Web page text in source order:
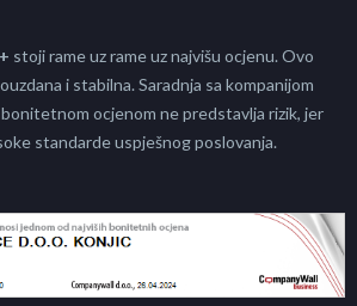
stoji rame uz rame uz najvišu ocjenu. Ovo
i stabilna. Saradnja sa kompanijom
ocjenom ne predstavlja rizik, jer
standarde uspješnog poslovanja.